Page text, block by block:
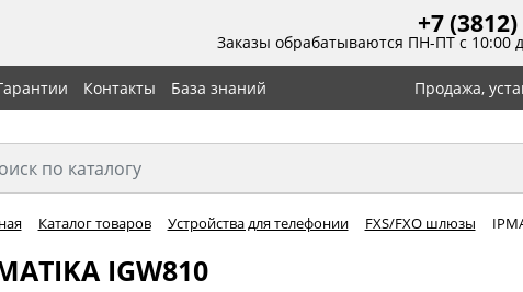
+7
Заказы обрабатываются ПН-ПТ с 10:00
Контакты База знаний Продажа,
Каталог товаров Устройства для телефонии FXS/FXO шлюзы
IGW810